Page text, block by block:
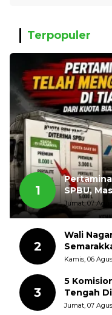
Terpopuler
1
SPBU,
Jumat, 07
2
Wali
dengan
Kamis, 06
3
5
Tengah
Kerugian
Jumat, 07